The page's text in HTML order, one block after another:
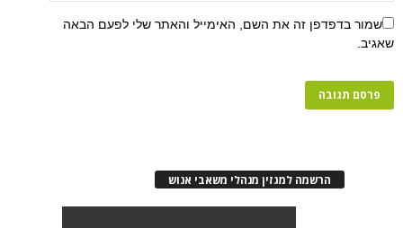
שמור בדפדפן זה את השם, האימייל והאתר שלי לפעם הבאה
שאגיב.
הרשמה למגזין מנהלי משאבי אנוש